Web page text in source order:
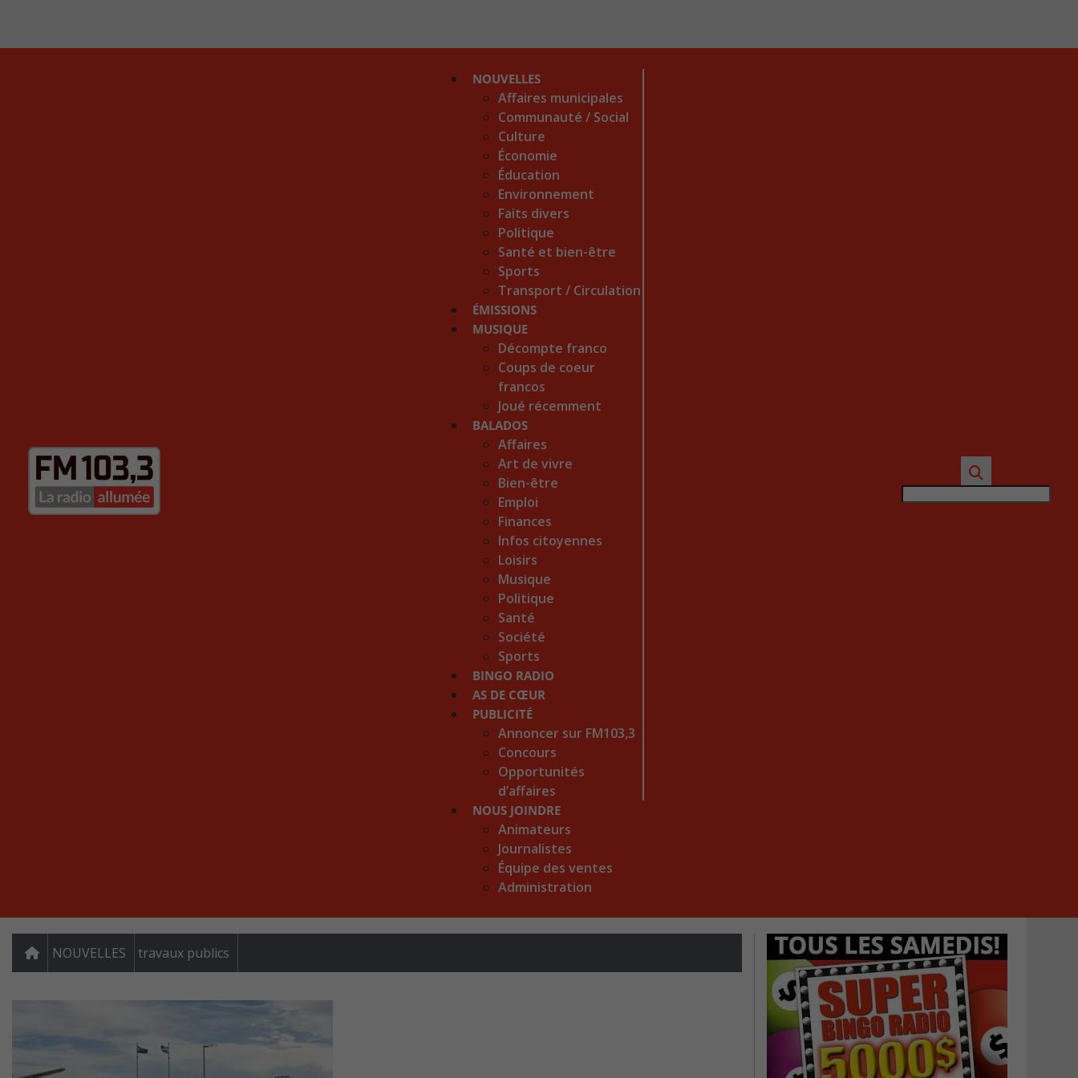
NOUVELLES
Affaires municipales
Communauté / Social
Culture
Économie
Éducation
Environnement
Faits divers
Politique
Santé et bien-être
Sports
Transport / Circulation
ÉMISSIONS
MUSIQUE
Décompte franco
Coups de coeur
francos
Joué récemment
BALADOS
Affaires
Art de vivre
Bien-être
Emploi
Finances
Infos citoyennes
Loisirs
Musique
Politique
Santé
Société
Sports
BINGO RADIO
AS DE CŒUR
PUBLICITÉ
Annoncer sur FM103,3
Concours
Opportunités
d’affaires
NOUS JOINDRE
Animateurs
Journalistes
Équipe des ventes
Administration
NOUVELLES travaux publics